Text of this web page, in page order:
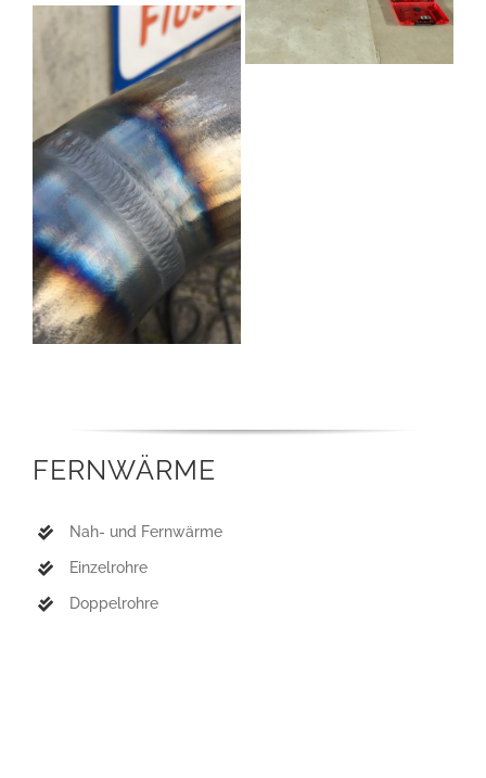
FERNWÄRME
Nah- und Fernwärme
Einzelrohre
Doppelrohre